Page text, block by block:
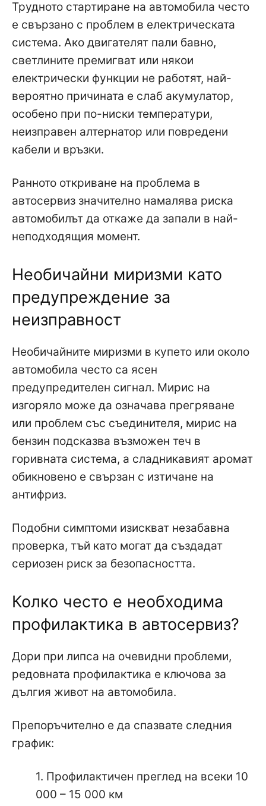
Трудното стартиране на автомобила често
е свързано с проблем в електрическата
система. Ако двигателят пали бавно,
светлините премигват или някои
електрически функции не работят, най-
вероятно причината е слаб акумулатор,
особено при по-ниски температури,
неизправен алтернатор или повредени
кабели и връзки.
Ранното откриване на проблема в
автосервиз значително намалява риска
автомобилът да откаже да запали в най-
неподходящия момент.
Необичайни миризми като
предупреждение за
неизправност
Необичайните миризми в купето или около
автомобила често са ясен
предупредителен сигнал. Мирис на
изгоряло може да означава прегряване
или проблем със съединителя, мирис на
бензин подсказва възможен теч в
горивната система, а сладникавият аромат
обикновено е свързан с изтичане на
антифриз.
Подобни симптоми изискват незабавна
проверка, тъй като могат да създадат
сериозен риск за безопасността.
Колко често е необходима
профилактика в автосервиз?
Дори при липса на очевидни проблеми,
редовната профилактика е ключова за
дългия живот на автомобила.
Препоръчително е да спазвате следния
график:
1. Профилактичен преглед на всеки 10
000 – 15 000 км